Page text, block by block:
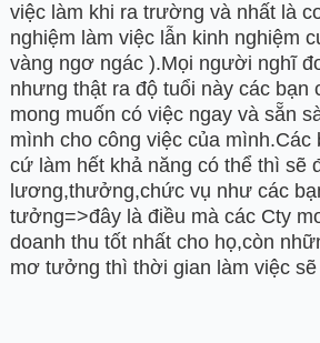
việc làm khi ra trường và nhất là
nghiệm làm việc lẫn kinh nghiệm
vàng ngơ ngác ).Mọi người nghĩ
nhưng thật ra độ tuổi này các bạn
mong muốn có việc ngay và sẵn
mình cho công việc của mình.Các
cứ làm hết khả năng có thể thì sẽ
lương,thưởng,chức vụ như các
tưởng=>đây là điều mà các Cty
doanh thu tốt nhất cho họ,còn
mơ tưởng thì thời gian làm việc